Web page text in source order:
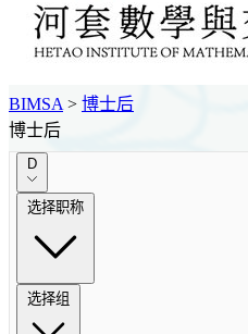
BIMSA > 博士后
博士后
D
选择职称
选择组